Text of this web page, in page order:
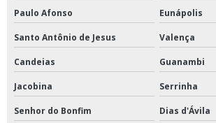
Instalação de ar condicionado prédio
Instalação de ar condicionado quanto custa
Instalação de ar condicionado sistema vrf
Instalação de ar condicionado split
Instalação de ar condicionado split em prédios
Paulo Afonso Eunápolis
Santo Antônio de Jesus Valença
Candeias Guanambi
Jacobina Serrinha
Senhor do Bonfim Dias d'Ávila